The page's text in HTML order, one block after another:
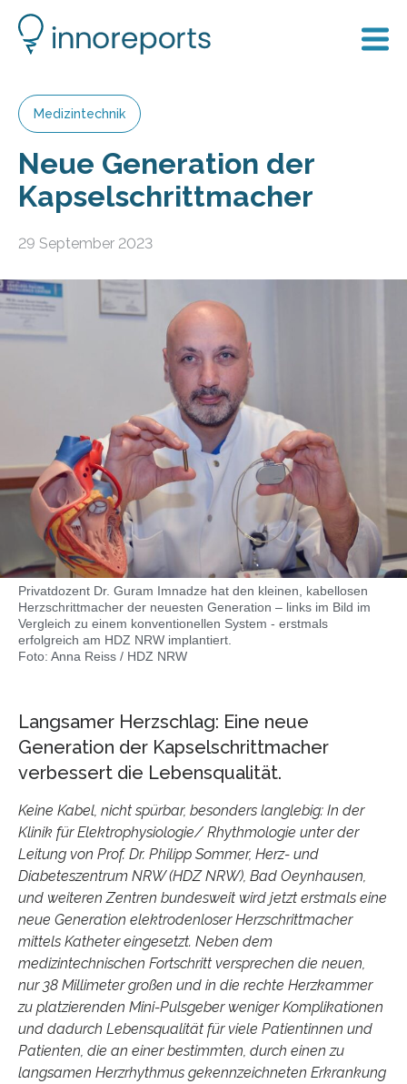
Medizintechnik
Neue Generation der
Kapselschrittmacher
29 September 2023
Privatdozent Dr. Guram Imnadze hat den kleinen, kabellosen
Herzschrittmacher der neuesten Generation – links im Bild im
Vergleich zu einem konventionellen System - erstmals
erfolgreich am HDZ NRW implantiert.
Foto: Anna Reiss / HDZ NRW
Langsamer Herzschlag: Eine neue
Generation der Kapselschrittmacher
verbessert die Lebensqualität.
Keine Kabel, nicht spürbar, besonders langlebig: In der
Klinik für Elektrophysiologie/ Rhythmologie unter der
Leitung von Prof. Dr. Philipp Sommer, Herz- und
Diabeteszentrum NRW (HDZ NRW), Bad Oeynhausen,
und weiteren Zentren bundesweit wird jetzt erstmals eine
neue Generation elektrodenloser Herzschrittmacher
mittels Katheter eingesetzt. Neben dem
medizintechnischen Fortschritt versprechen die neuen,
nur 38 Millimeter großen und in die rechte Herzkammer
zu platzierenden Mini-Pulsgeber weniger Komplikationen
und dadurch Lebensqualität für viele Patientinnen und
Patienten, die an einer bestimmten, durch einen zu
langsamen Herzrhythmus gekennzeichneten Erkrankung